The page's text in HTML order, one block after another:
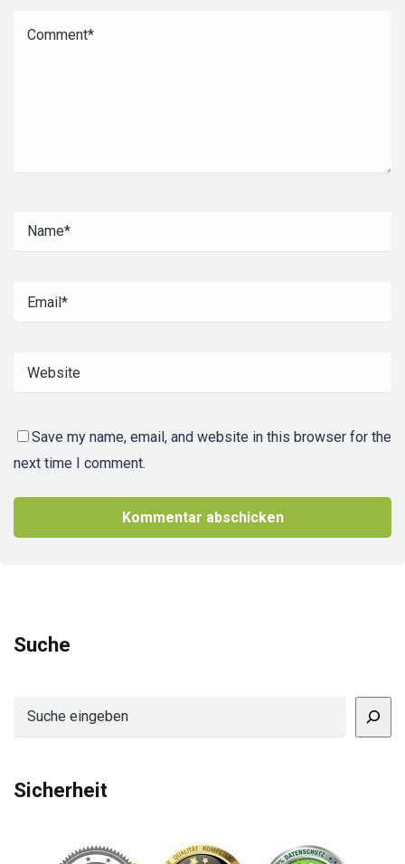
Save my name, email, and website in this browser for the
next time I comment.
Suche
Sicherheit